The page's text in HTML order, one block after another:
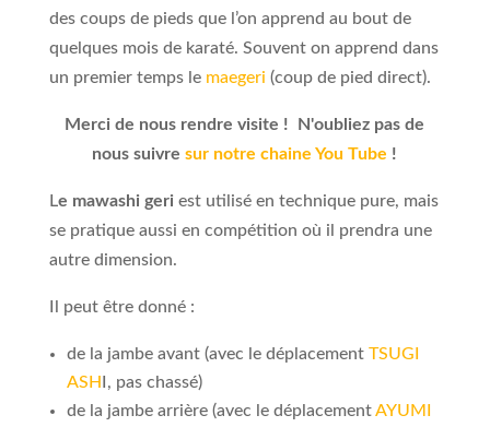
des coups de pieds que l’on apprend au bout de
quelques mois de karaté. Souvent on apprend dans
un premier temps le maegeri (coup de pied direct).
Merci de nous rendre visite ! N'oubliez pas de
nous suivresur notre chaine You Tube !
Le mawashi geri est utilisé en technique pure, mais
se pratique aussi en compétition où il prendra une
autre dimension.
Il peut être donné :
de la jambe avant (avec le déplacement TSUGI
ASH I, pas chassé)
de la jambe arrière (avec le déplacementAYUMI